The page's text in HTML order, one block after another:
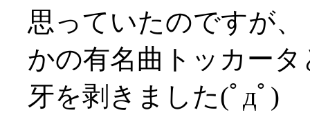
思っていたのですが、
かの有名曲トッカー
牙を剥きました(ﾟдﾟ)